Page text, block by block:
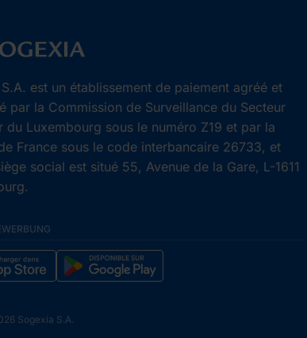
est un établissement de paiement agréé et
par la Commission de Surveillance du Secteur
du Luxembourg sous le numéro Z19 et par la
France sous le code interbancaire 26733, et
social est situé 55, Avenue de la Gare, L-1611
Sogexia S.A.